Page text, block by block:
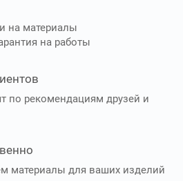
на материалы
на работы
по рекомендациям друзей и
материалы для ваших изделий